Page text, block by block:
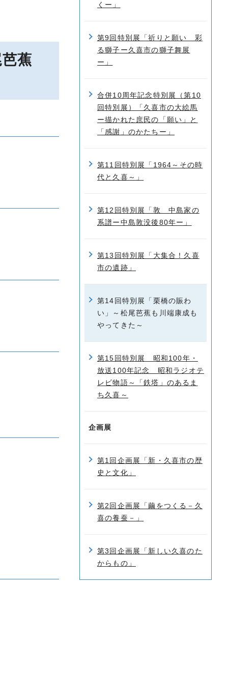
蕉
くー」
第9回特別展「祈りと願い 彩
る獅子ー久喜市の獅子舞展
ー」
合併10周年記念特別展（第10
回特別展）「久喜市の大絵馬
ー描かれた庶民の「願い」と
「感謝」のかたちー」
第11回特別展「1964～その時
代と久喜～」
第12回特別展「敦 中島家の
系譜ー中島敦没後80年ー」
第13回特別展「大集合！久喜
市の遺跡」
第14回特別展「栗橋の賑わ
い」～松尾芭蕉も川端康成も
やってきた～
第15回特別展 昭和100年・
放送100年記念 昭和ラジオテ
レビ物語～「鉄塔」のあるま
ち久喜～
企画展
第1回企画展「新・久喜市の歴
史と文化」
第2回企画展「繭をつくる－久
喜の養蚕－」
第3回企画展「新しい久喜のた
からもの」